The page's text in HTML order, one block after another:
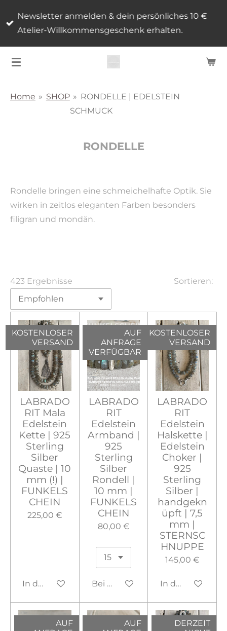
Zum
Hauptinhalt
Newsletter anmelden & dein persönliches 10 €
Atelier-Willkommensgeschenk erhalten.
Home » SHOP » RONDELLE | EDELSTEIN
SCHMUCK
RONDELLE
Rondelle bringen eine schmeichelhafte Optik. Sie
wirken in zeitlos eleganten Farben besonders
filigran und mondän.
423 Ergebnisse Sortieren:
KOSTENLOSER
VERSAND
LABRADO
RIT Mala
Edelstein
Kette | 925
Sterling
Silber
Quaste | 10
mm (!) |
FUNKELS
CHEIN
225,00 €
In den Warenkorb
AUF
ANFRAGE
VERFÜGBAR
LABRADO
RIT
Edelstein
Armband |
925
Sterling
Silber
Rondell |
10 mm |
FUNKELS
CHEIN
80,00 €
Bei Verfügbarkeit
KOSTENLOSER
VERSAND
LABRADO
RIT
Edelstein
Halskette |
Edelstein
Choker |
925
Sterling
Silber |
handgekn
üpft | 7,5
mm |
STERNSC
HNUPPE
145,00 €
In den
AUF
AUF
DERZEIT